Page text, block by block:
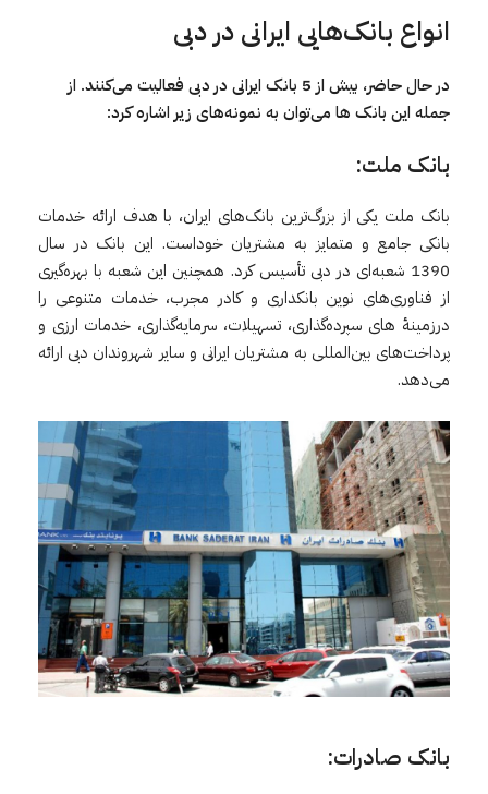
انواع بانک‌هایی ایرانیدر دبی
در حال حاضر، بیش از 5 بانک ایرانی در دبی فعالیت می‌کنند. از
جمله این بانک ها می‌توان به نمونه‌های زیر اشاره کرد:
بانک ملت:
بانک ملت یکی از بزرگ‌ترین بانک‌های ایران، با هدف ارائه خدمات
بانکی جامع و متمایز به مشتریان خوداست. این بانک در سال
1390 شعبه‌ای در دبی تأسیس کرد. همچنین این شعبه با بهره‌گیری
از فناوری‌های نوین بانکداری و کادر مجرب، خدمات متنوعی را
درزمینهٔ های سپرده‌گذاری، تسهیلات، سرمایه‌گذاری، خدمات ارزی و
پرداخت‌های بین‌المللی به مشتریان ایرانی و سایر شهروندان دبی ارائه
می‌دهد.
بانک صادرات: